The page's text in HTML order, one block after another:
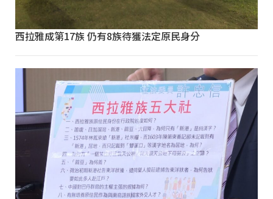
西拉雅成第17族 仍有8族待獲法定原民身分